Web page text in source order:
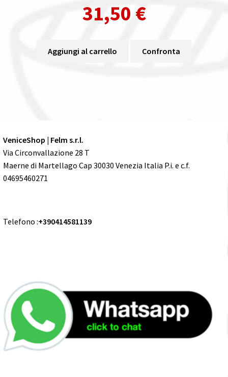
31,50 €
Aggiungi al carrello Confronta
VeniceShop | Felm s.r.l.
Via Circonvallazione 28 T
Maerne di Martellago Cap 30030 Venezia Italia P.i. e c.f.
04695460271
Telefono :+390414581139